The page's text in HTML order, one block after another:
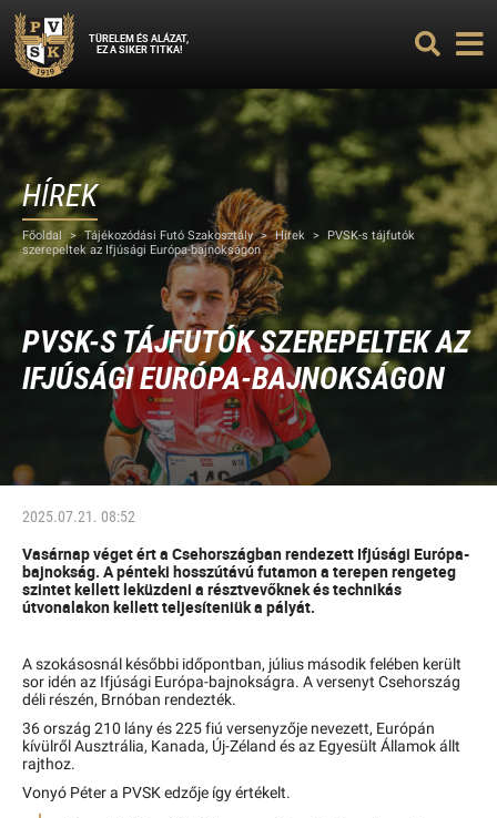
TÜRELEM ÉS ALÁZAT,
EZ A SIKER TITKA!
HÍREK
Főoldal > Tájékozódási Futó Szakosztály > Hírek > PVSK-s tájfutók
szerepeltek az Ifjúsági Európa-bajnokságon
PVSK-S TÁJFUTÓK SZEREPELTEK AZ
IFJÚSÁGI EURÓPA-BAJNOKSÁGON
2025.07.21. 08:52
Vasárnap véget ért a Csehországban rendezett Ifjúsági Európa-
bajnokság. A pénteki hosszútávú futamon a terepen rengeteg
szintet kellett leküzdeni a résztvevőknek és technikás
útvonalakon kellett teljesíteniük a pályát.
A szokásosnál későbbi időpontban, július második felében került
sor idén az Ifjúsági Európa-bajnokságra. A versenyt Csehország
déli részén, Brnóban rendezték.
36 ország 210 lány és 225 fiú versenyzője nevezett, Európán
kívülről Ausztrália, Kanada, Új-Zéland és az Egyesült Államok állt
rajthoz.
Vonyó Péter a PVSK edzője így értékelt.